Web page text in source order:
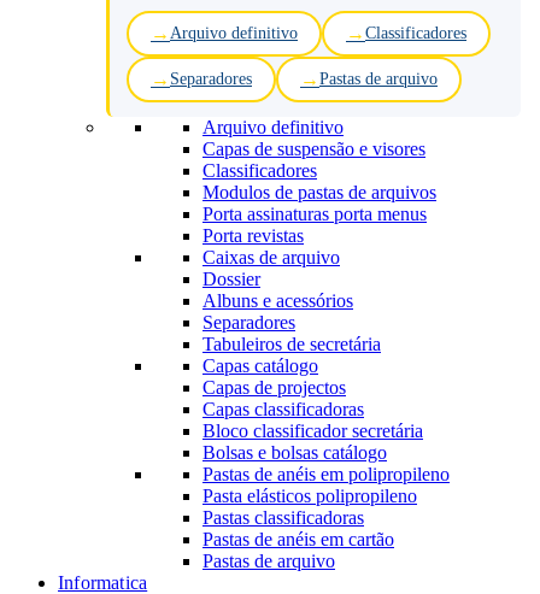
Arquivo definitivo Classificadores
Separadores Pastas de arquivo
Arquivo definitivo
Capas de suspensão e visores
Classificadores
Modulos de pastas de arquivos
Porta assinaturas porta menus
Porta revistas
Caixas de arquivo
Dossier
Albuns e acessórios
Separadores
Tabuleiros de secretária
Capas catálogo
Capas de projectos
Capas classificadoras
Bloco classificador secretária
Bolsas e bolsas catálogo
Pastas de anéis em polipropileno
Pasta elásticos polipropileno
Pastas classificadoras
Pastas de anéis em cartão
Pastas de arquivo
Informatica